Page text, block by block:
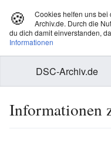
🍪
Cookies helfen uns bei
Archiv.de. Durch die
du dich damit einverstanden,
Informationen
DSC-Archiv.de
Informationen